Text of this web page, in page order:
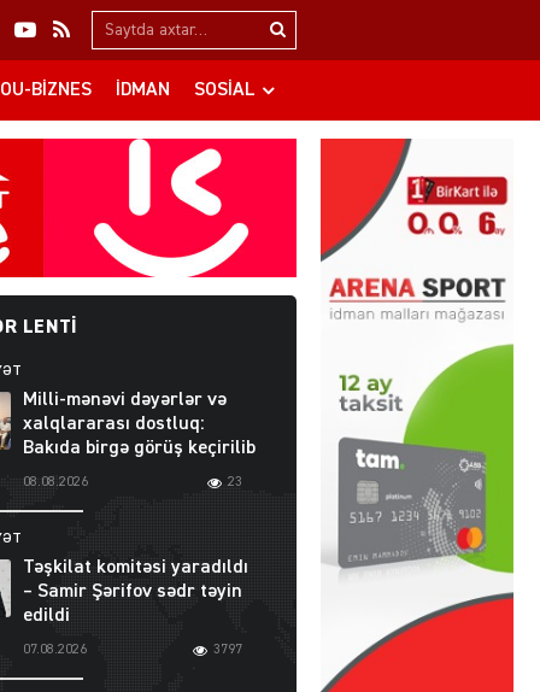
Search…
BIZNES İDMAN SOSIAL
LENTI
Milli-mənəvi dəyərlər və
xalqlararası dostluq:
Bakıda birgə görüş keçirilib
08.08.2026 23
Təşkilat komitəsi yaradıldı
– Samir Şərifov sədr təyin
edildi
07.08.2026 3797